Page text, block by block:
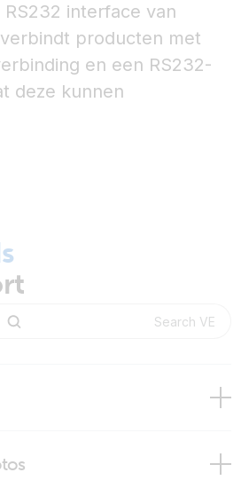
interface van
producten met
en een RS232-
deze kunnen